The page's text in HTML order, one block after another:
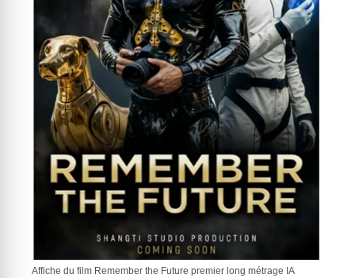
Affiche du film Remember the Future premier long métrage IA